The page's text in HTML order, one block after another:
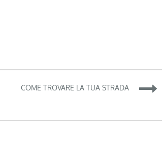
COME TROVARE LA TUA STRADA